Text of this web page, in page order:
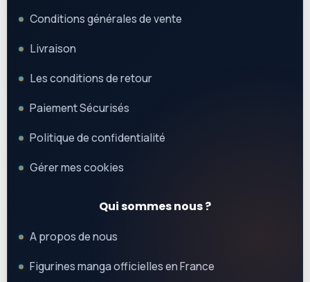
Conditions générales de vente
Livraison
Les conditions de retour
Paiement Sécurisés
Politique de confidentialité
Gérer mes cookies
Qui sommes nous ?
A propos de nous
Figurines manga officielles en France